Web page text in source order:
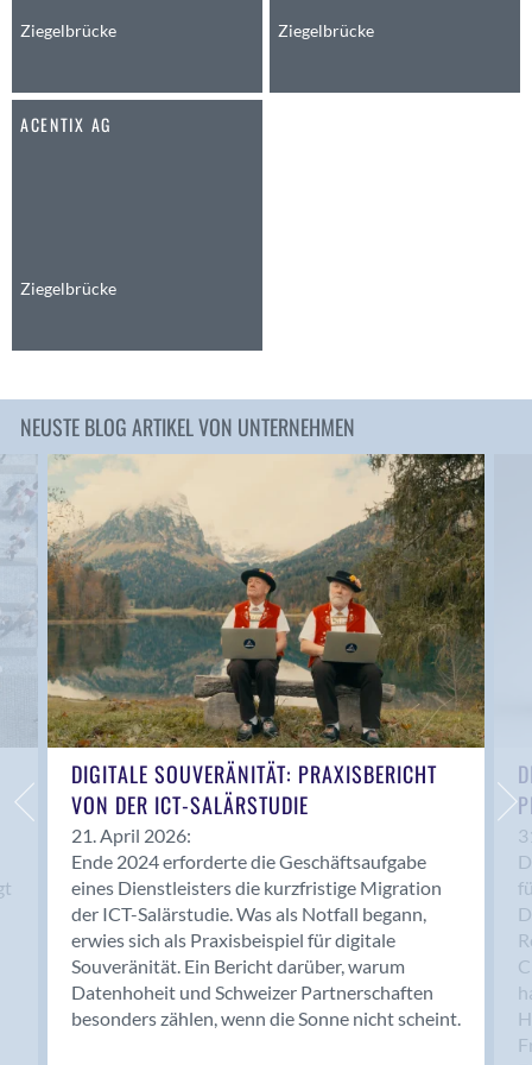
Anwil
Au SG
Baar
Bassersdorf
Bendern
Bern
Bern - Liebefeld
Bern 15
Bern 22
Bern 65
Bern 9
Bern-Zollikofen
Biel/Bienne
Binningen
Birsfelden
Bolligen
Bonaduz
Bonstetten
Bottighofen
Bremgarten bei Bern
Brig-Glis
Bronschhofen
Ziegelbrücke Ziegelbrücke
ACENTIX AG
Ziegelbrücke
NEUSTE BLOG ARTIKEL VON UNTERNEHMEN
DIGITALE SOUVERÄNITÄT: PRAXISBERICHT
VON DER ICT-SALÄRSTUDIE
21. April 2026:
Ende 2024 erforderte die Geschäftsaufgabe
eines Dienstleisters die kurzfristige Migration
der ICT-Salärstudie. Was als Notfall begann,
erwies sich als Praxisbeispiel für digitale
Souveränität. Ein Bericht darüber, warum
Datenhoheit und Schweizer Partnerschaften
besonders zählen, wenn die Sonne nicht scheint.